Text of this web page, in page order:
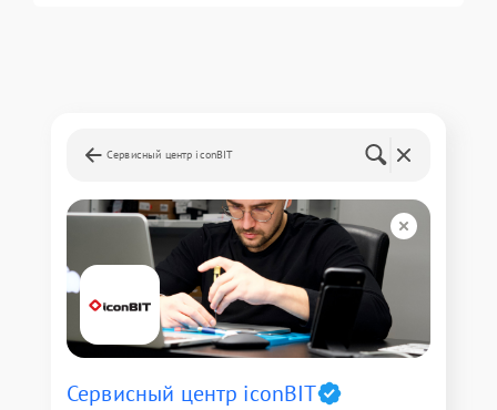
Сервисный центр iconBIT
Сервисный центр iconBIT